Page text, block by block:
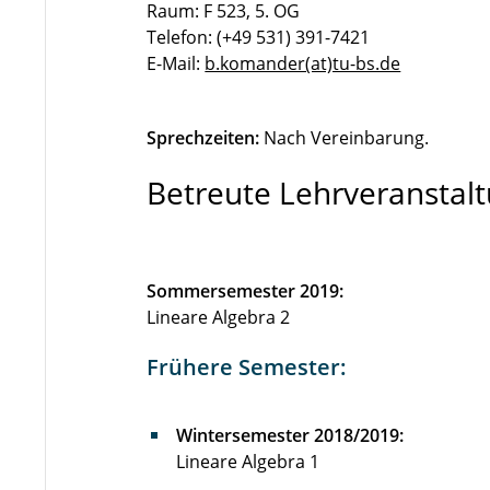
Raum: F 523, 5. OG
Telefon: (+49 531) 391-7421
E-Mail: b.komander(at)tu-bs.de
Sprechzeiten: Nach Vereinbarung.
Betreute
Sommersemester 2019:
Lineare Algebra 2
Frühere Semester:
Wintersemester 2018/2019:
Lineare Algebra 1